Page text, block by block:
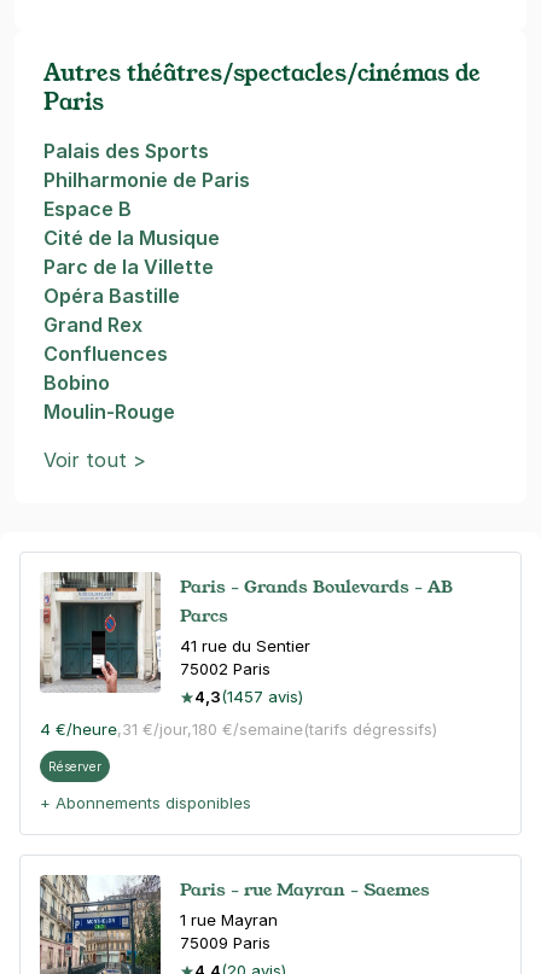
Paris - Grands Boulevards - AB
Parcs
41 rue du Sentier
75002 Paris
4,3(1457 avis)
4 €/heure,31 €/jour,180 €/semaine(tarifs dégressifs)
Réserver
+ Abonnements disponibles
Paris - rue Mayran - Saemes
1 rue Mayran
75009 Paris
Autres théâtres/spectacles/cinémas de
Paris
Palais des Sports
Philharmonie de Paris
Espace B
Cité de la Musique
Parc de la Villette
Opéra Bastille
Grand Rex
Confluences
Bobino
Moulin-Rouge
Voir tout >